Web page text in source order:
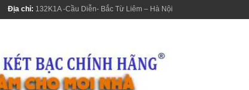
Địa chỉ: 132K1A -Cầu Diễn- Bắc Từ Liêm – Hà Nội